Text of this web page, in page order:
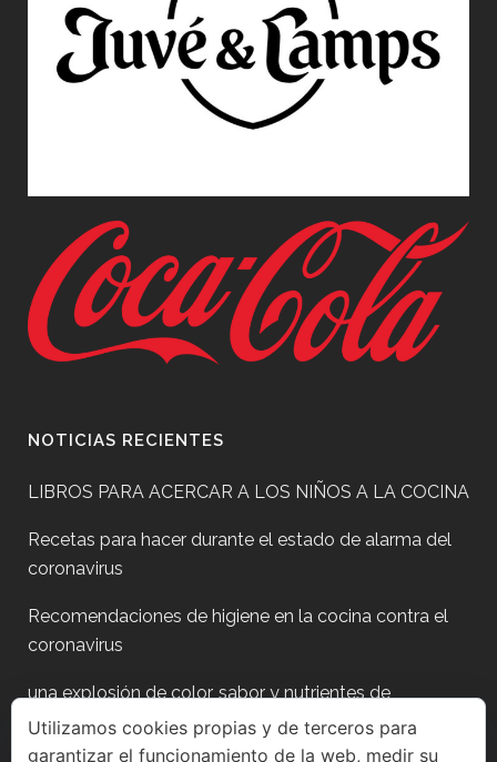
NOTICIAS RECIENTES
LIBROS PARA ACERCAR A LOS NIÑOS A LA COCINA
Recetas para hacer durante el estado de alarma del
coronavirus
Recomendaciones de higiene en la cocina contra el
coronavirus
una explosión de color, sabor y nutrientes de
temporada
Utilizamos cookies propias y de terceros para
garantizar el funcionamiento de la web, medir su